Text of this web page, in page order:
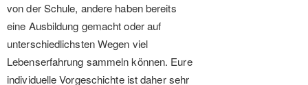
von der Schule, andere haben bereits
eine Ausbildung gemacht oder auf
unterschiedlichsten Wegen viel
Lebenserfahrung sammeln können. Eure
individuelle Vorgeschichte ist daher sehr